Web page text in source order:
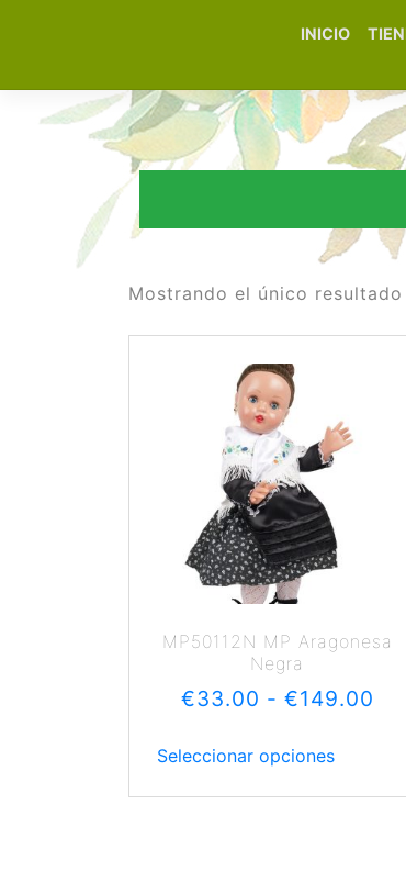
Elfa
INICIO
Mostrando el único resultado
MP50112N MP Aragonesa
Negra
€33.00 - €149.00
Seleccionar opciones